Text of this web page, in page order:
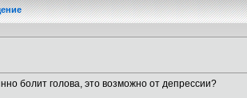
болит голова, это возможно от депрессии?